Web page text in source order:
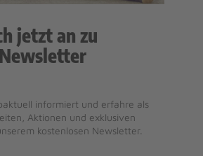
jetzt an zu
informiert und erfahre als
Aktionen und exklusiven
kostenlosen Newsletter.